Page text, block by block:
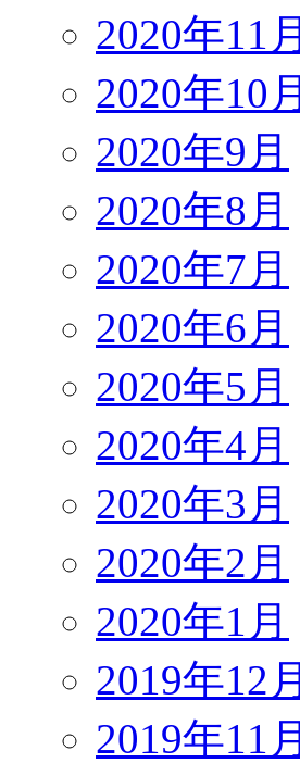
2020年11月
2020年10月
2020年9月
2020年8月
2020年7月
2020年6月
2020年5月
2020年4月
2020年3月
2020年2月
2020年1月
2019年12月
2019年11月